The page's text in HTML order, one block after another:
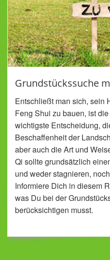
Grundstückssuche
Entschließt man sich, sein
Feng Shui zu bauen, ist
wichtigste Entscheidung,
Beschaffenheit der
aber auch die Art und
Qi sollte grundsätzlich
und weder stagnieren,
Informiere Dich in diesem
was Du bei der
berücksichtigen musst.